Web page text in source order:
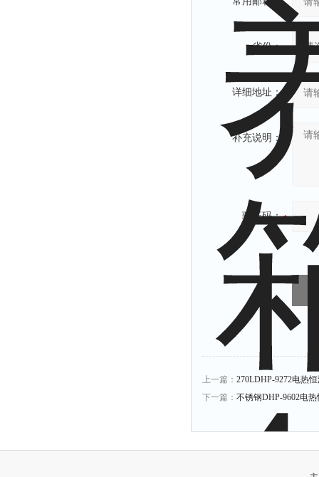
省份：
详细地址：
补充说明：
验证码：
上一篇： 270LDHP-9272电热
下一篇： 不锈钢DHP-9602电